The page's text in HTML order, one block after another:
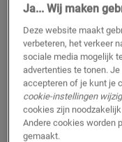
Adviesprijs (incl. btw)
Vind een
Wil je deze vloer
met vragen? Geen
verkooppunt in je
Ja... Wij maken
Deze website maakt
verbeteren, het verkeer
sociale media mogelijk
advertenties te tonen.
accepteren of je kunt je
cookie-instellingen
cookies zijn
Andere cookies worden
gemaakt.